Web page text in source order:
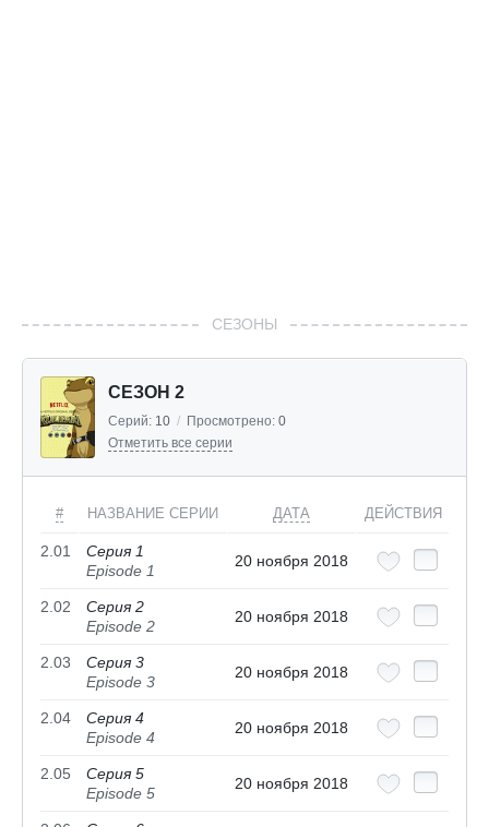
СЕЗОНЫ
СЕЗОН 2
Серий: 10 / Просмотрено: 0
Отметить все серии
# НАЗВАНИЕ СЕРИИ ДАТА ДЕЙСТВИЯ
2.01
Серия 1
Episode 1
20 ноября 2018
2.02
Серия 2
Episode 2
20 ноября 2018
2.03
Серия 3
Episode 3
20 ноября 2018
2.04
Серия 4
Episode 4
20 ноября 2018
2.05
Серия 5
Episode 5
20 ноября 2018